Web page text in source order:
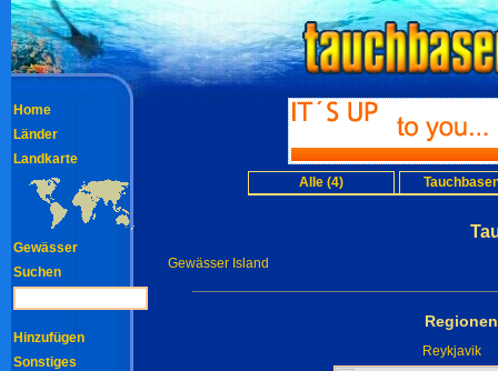
Alle (4)
Gewässer Island
Reykjavik
Home
Länder
Landkarte
Gewässer
Suchen
Hinzufügen
Sonstiges